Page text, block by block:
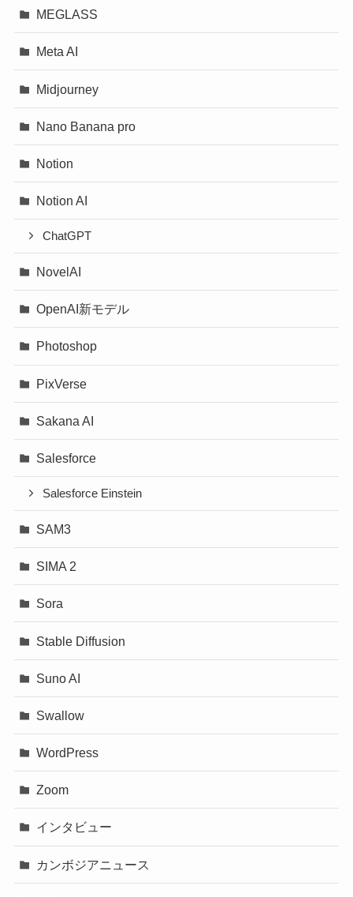
MEGLASS
Meta AI
Midjourney
Nano Banana pro
Notion
Notion AI
ChatGPT
NovelAI
OpenAI新モデル
Photoshop
PixVerse
Sakana AI
Salesforce
Salesforce Einstein
SAM3
SIMA 2
Sora
Stable Diffusion
Suno AI
Swallow
WordPress
Zoom
インタビュー
カンボジアニュース